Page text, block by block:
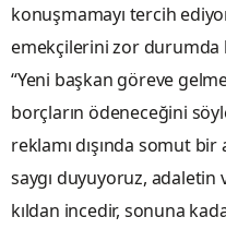
konuşmamayı tercih
emekçilerini zor durumda
“Yeni başkan göreve
borçların ödeneceğini
reklamı dışında somut bir
saygı duyuyoruz,
kıldan incedir, sonuna